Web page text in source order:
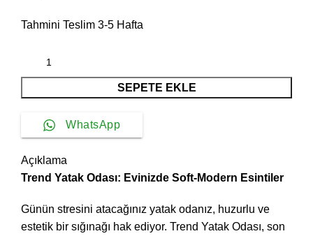
Tahmini Teslim 3-5 Hafta
SEPETE EKLE
WhatsApp
Açıklama
Trend Yatak Odası: Evinizde Soft-Modern Esintiler
Günün stresini atacağınız yatak odanız, huzurlu ve
estetik bir sığınağı hak ediyor. Trend Yatak Odası, son